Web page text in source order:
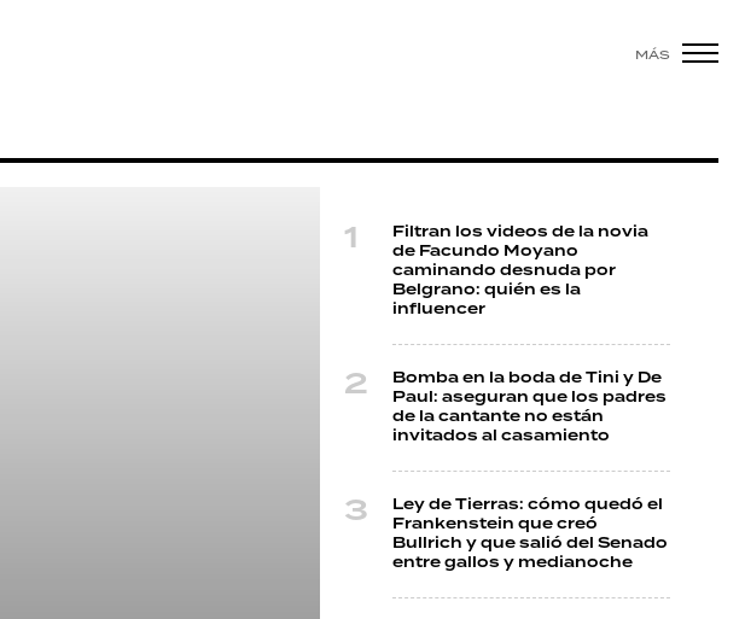
MÁS
Filtran los videos de la novia
de Facundo Moyano
caminando desnuda por
Belgrano: quién es la
influencer
Bomba en la boda de Tini y De
Paul: aseguran que los padres
de la cantante no están
invitados al casamiento
Ley de Tierras: cómo quedó el
Frankenstein que creó
Bullrich y que salió del Senado
entre gallos y medianoche